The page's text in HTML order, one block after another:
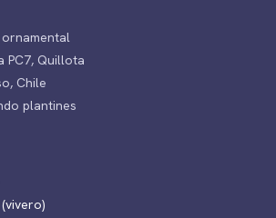
PC7, Quillota
Chile
plantines